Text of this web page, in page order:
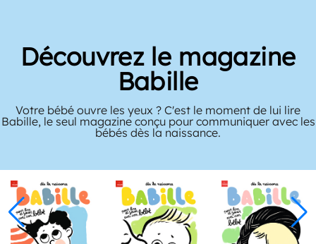
Découvrez le magazine
Babille
Votre bébé ouvre les yeux ? C'est le moment de lui lire
Babille, le seul magazine conçu pour communiquer avec les
bébés dès la naissance.